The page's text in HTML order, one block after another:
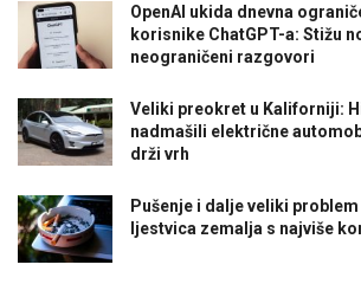
OpenAI ukida dnevna
korisnike ChatGPT-a: Stižu
neograničeni razgovori
Veliki preokret u Kaliforniji:
nadmašili električne
drži vrh
Pušenje i dalje veliki problem
ljestvica zemalja s najviše